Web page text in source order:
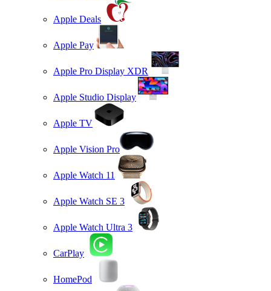
Apple Deals
Apple Pay
Apple Pro Display XDR
Apple Studio Display
Apple TV
Apple Vision Pro
Apple Watch 11
Apple Watch SE 3
Apple Watch Ultra 3
CarPlay
HomePod